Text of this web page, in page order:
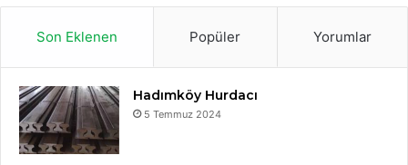
Son Eklenen Popüler Yorumlar
Hadımköy Hurdacı
5 Temmuz 2024